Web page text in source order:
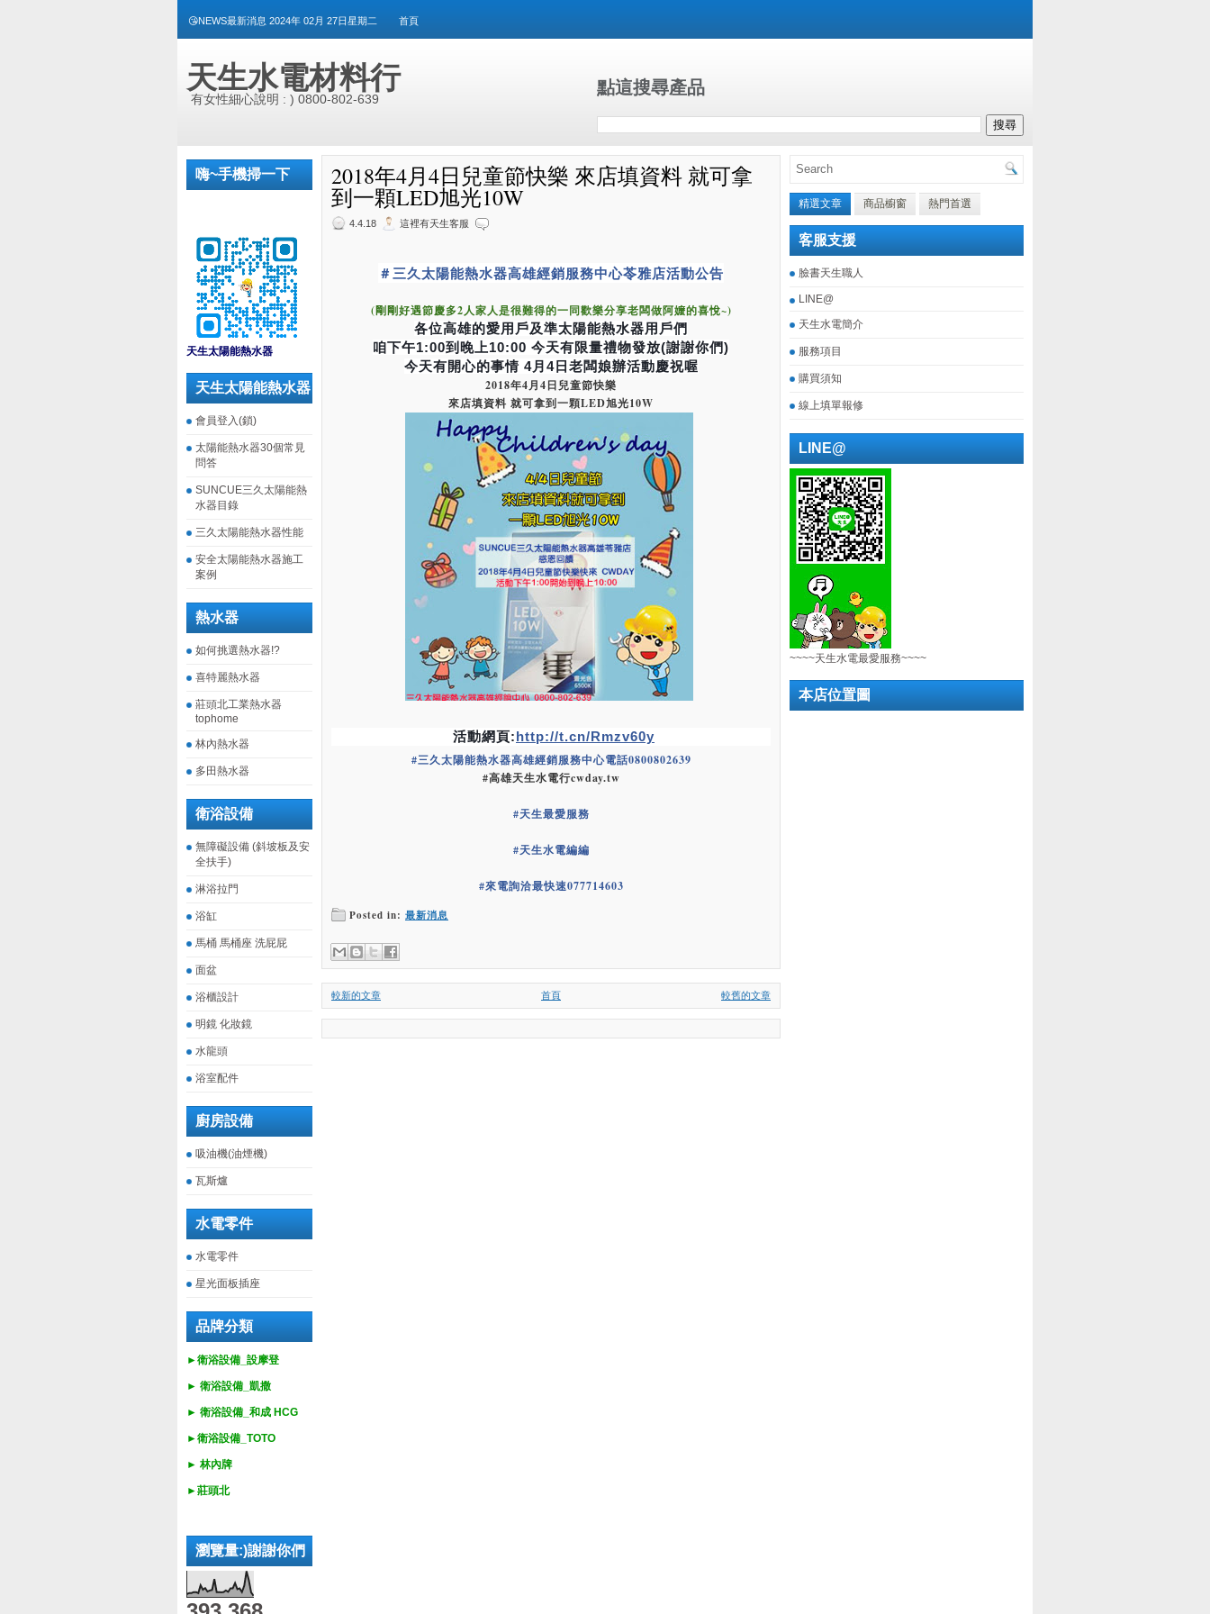
😘NEWS最新消息 2024年 02月 27日星期二 首頁
天生水電材料行
有女性細心說明 : ) 0800-802-639
點這搜尋產品
嗨~手機掃一下
天生太陽能熱水器
天生太陽能熱水器
會員登入(鎖)
太陽能熱水器30個常見
問答
SUNCUE三久太陽能熱
水器目錄
三久太陽能熱水器性能
安全太陽能熱水器施工
案例
熱水器
如何挑選熱水器!?
喜特麗熱水器
莊頭北工業熱水器
tophome
林內熱水器
多田熱水器
衛浴設備
無障礙設備 (斜坡板及安
全扶手)
淋浴拉門
浴缸
馬桶 馬桶座 洗屁屁
面盆
浴櫃設計
明鏡 化妝鏡
水龍頭
浴室配件
廚房設備
吸油機(油煙機)
瓦斯爐
水電零件
水電零件
星光面板插座
品牌分類
►衛浴設備_設摩登
► 衛浴設備_ 凱撒
► 衛浴設備_ 和成 HCG
►衛浴設備_ TOTO
► 林內牌
►莊頭北
瀏覽量:)謝謝你們
2018年4月4日兒童節快樂 來店填資料 就可拿
到一顆LED旭光10W
4.4.18 這裡有天生客服
＃ 三久太陽能熱水器高雄經銷服務中心苓雅店活動公告
(剛剛好遇節慶多2人家人是很難得的一同歡樂分享老闆做阿嬤的喜悅~)
各位高雄的愛用戶及準太陽能熱水器用戶們
咱下午1:00到晚上10:00 今天有限量禮物發放(謝謝你們)
今天有開心的事情 4月4日老闆娘辦活動慶祝喔
2018年4月4日兒童節快樂
來店填資料 就可拿到一顆LED旭光10W
活動網頁:http://t.cn/Rmzv60y
#三久太陽能熱水器高雄經銷服務中心電話0800802639
#高雄天生水電行cwday.tw
#天生最愛服務
#天生水電編編
#來電詢洽最快速077714603
Posted in: 最新消息
較新的文章 較舊的文章
首頁
精選文章 商品櫥窗 熱門首選
客服支援
臉書天生職人
LINE@
天生水電簡介
服務項目
購買須知
線上填單報修
LINE@
~~~~天生水電最愛服務~~~~
本店位置圖